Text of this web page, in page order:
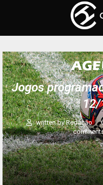
Jogos
12/
written byRedação